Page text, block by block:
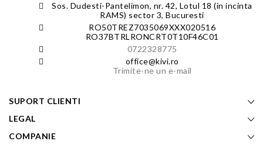
Sos. Dudesti-Pantelimon, nr. 42, Lotul 18 (in incinta
RAMS) sector 3, Bucuresti
RO50TREZ7035069XXX020516
RO37BTRLRONCRT0T10F46C01
0722328775
office@kivi.ro
Trimite-ne un e-mail
SUPORT CLIENTI
LEGAL
COMPANIE